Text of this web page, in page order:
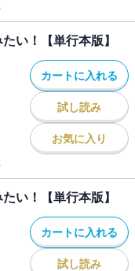
い！【単行本版】
カートに入れる
試し読み
お気に入り
い！【単行本版】
カートに入れる
試し読み